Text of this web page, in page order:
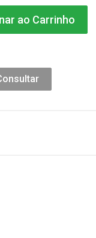
ao Carrinho